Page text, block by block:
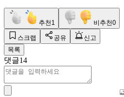
추천 1 비추천0
스크랩 공유
신고
목록
댓글14